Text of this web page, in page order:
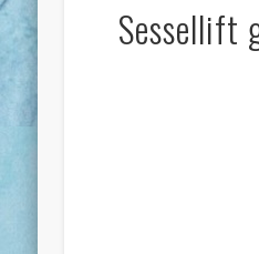
Sessellift